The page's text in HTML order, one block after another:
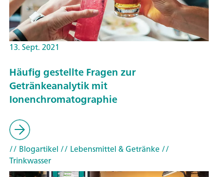
13. Sept. 2021
Häufig gestellte Fragen zur
Getränkeanalytik mit
Ionenchromatographie
// Blogartikel // Lebensmittel & Getränke//
Trinkwasser